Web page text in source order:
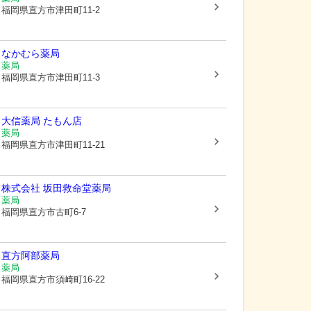
福岡県直方市津田町11-2
なかむら薬局
薬局
福岡県直方市津田町11-3
大信薬局 たもん店
薬局
福岡県直方市津田町11-21
株式会社 坂田救命堂薬局
薬局
福岡県直方市古町6-7
直方阿部薬局
薬局
福岡県直方市須崎町16-22